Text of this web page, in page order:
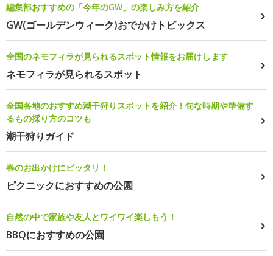
編集部おすすめの「今年のGW」の楽しみ方を紹介
GW(ゴールデンウィーク)おでかけトピックス
全国のネモフィラが見られるスポット情報をお届けします
ネモフィラが見られるスポット
全国各地のおすすめ潮干狩りスポットを紹介！旬な時期や準備す
るもの採り方のコツも
潮干狩りガイド
春のお出かけにピッタリ！
ピクニックにおすすめの公園
自然の中で家族や友人とワイワイ楽しもう！
BBQにおすすめの公園